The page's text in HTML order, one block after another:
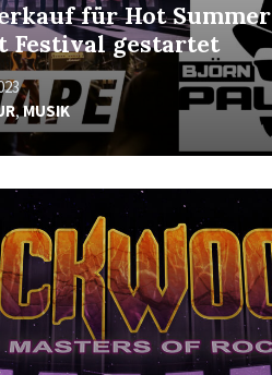
für Hot Summer
Festival gestartet
,MUSIK